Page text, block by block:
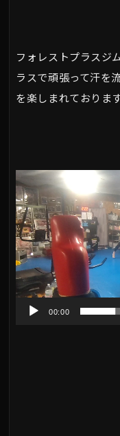
フォレストプラスジ
ラスで頑張って汗を
を楽しまれておりま
動
画
プ
レ
ー
ヤ
00:00